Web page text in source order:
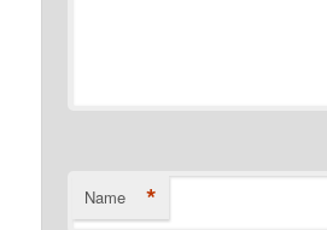
Name *